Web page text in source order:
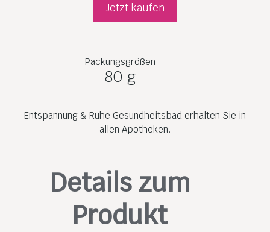
Jetzt kaufen
Packungsgrößen
80 g
Entspannung & Ruhe Gesundheitsbad erhalten Sie in
allen Apotheken.
Details zum
Produkt